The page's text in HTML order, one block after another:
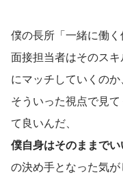
僕の長所「一緒に働く
面接担当者はそのス
にマッチしていくのか、
そういった視点で見
て良いんだ、
僕自身はそのままで
の決め手となった気が